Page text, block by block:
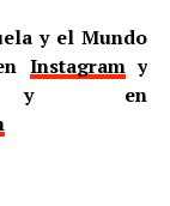
y el Mundo
Instagramy
en